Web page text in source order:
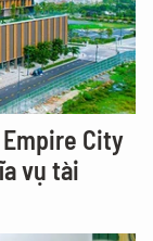
City
vụ tài